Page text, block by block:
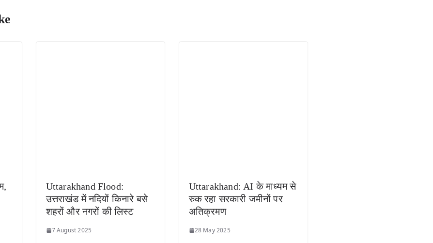
Uttarakhand Flood:
उत्तराखंड में नदियों किनारे बसे
शहरों और नगरों की लिस्ट
7 August 2025
Uttarakhand: AI के माध्यम से
रुक रहा सरकारी जमीनों पर
अतिक्रमण
28 May 2025